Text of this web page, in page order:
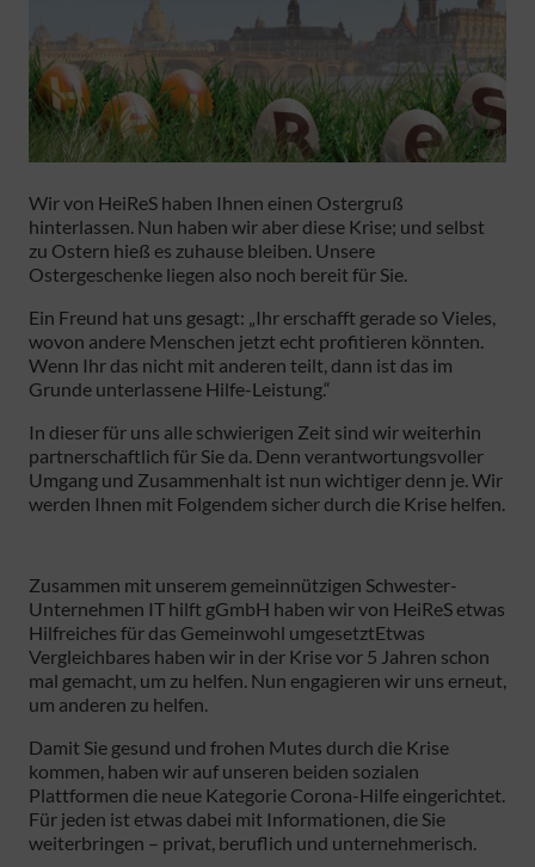
Wir von HeiReS haben Ihnen einen Ostergruß
hinterlassen. Nun haben wir aber diese Krise; und selbst
zu Ostern hieß es zuhause bleiben. Unsere
Ostergeschenke liegen also noch bereit für Sie.
Ein Freund hat uns gesagt: „Ihr erschafft gerade so Vieles,
wovon andere Menschen jetzt echt profitieren könnten.
Wenn Ihr das nicht mit anderen teilt, dann ist das im
Grunde unterlassene Hilfe-Leistung.“
In dieser für uns alle schwierigen Zeit sind wir weiterhin
partnerschaftlich für Sie da. Denn verantwortungsvoller
Umgang und Zusammenhalt ist nun wichtiger denn je. Wir
werden Ihnen mit Folgendem sicher durch die Krise helfen.
Zusammen mit unserem gemeinnützigen Schwester-
Unternehmen IT hilft gGmbH haben wir von HeiReS etwas
Hilfreiches für das Gemeinwohl umgesetztEtwas
Vergleichbares haben wir in der Krise vor 5 Jahren schon
mal gemacht, um zu helfen. Nun engagieren wir uns erneut,
um anderen zu helfen.
Damit Sie gesund und frohen Mutes durch die Krise
kommen, haben wir auf unseren beiden sozialen
Plattformen die neue Kategorie Corona-Hilfe eingerichtet.
Für jeden ist etwas dabei mit Informationen, die Sie
weiterbringen – privat, beruflich und unternehmerisch.